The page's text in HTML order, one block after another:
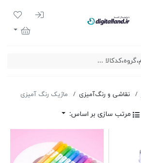
ورود به
لیست
سبد خرید
نقاشی و رنگ‌آمیزی ماژیک رنگ آمیزی
مرتب سازی بر اساس: